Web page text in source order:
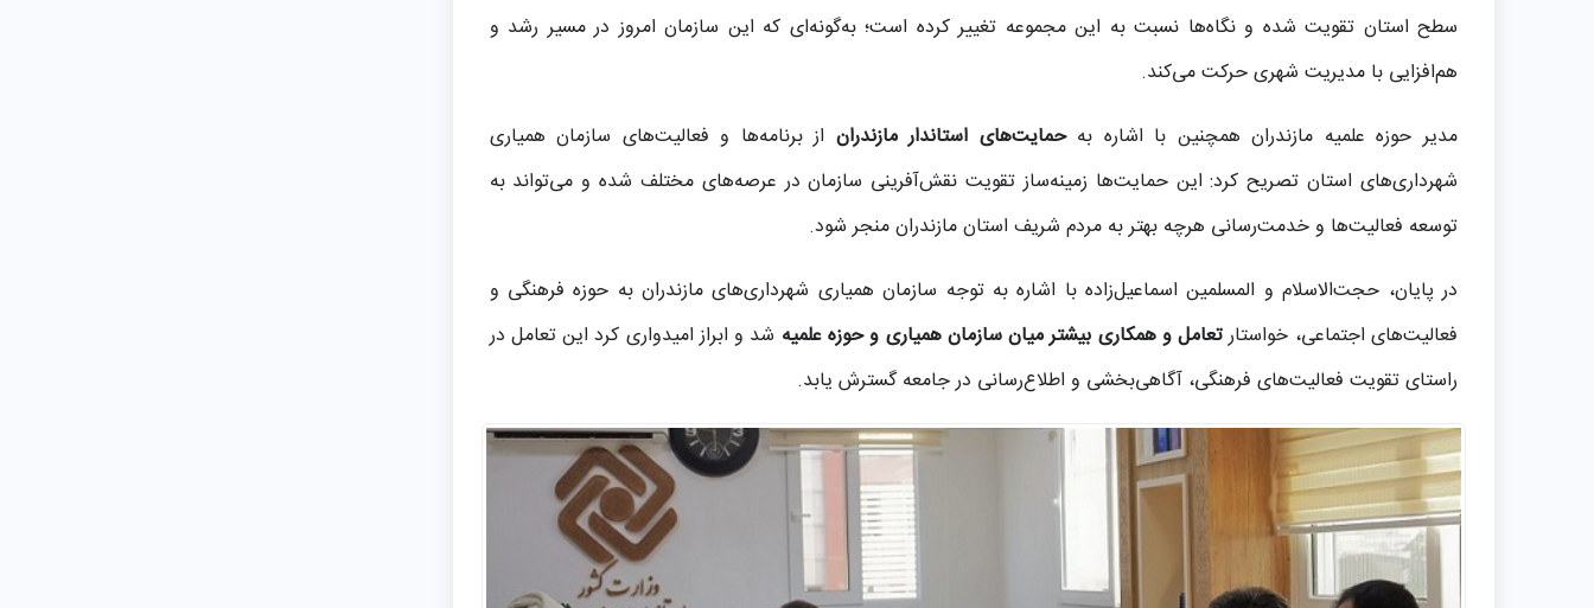
سطح استان تقویت شده و نگاه‌ها نسبت به این مجموعه تغییر کرده است؛ به‌گونه‌ای که این سازمان امروز در مسیر رشد و
هم‌افزایی با مدیریت شهری حرکت می‌کند.
مدیر حوزه علمیه مازندران همچنین با اشاره بهحمایت‌های استاندار مازندران از برنامه‌ها و فعالیت‌های سازمان همیاری
شهرداری‌های استان تصریح کرد: این حمایت‌ها زمینه‌ساز تقویت نقش‌آفرینی سازمان در عرصه‌های مختلف شده و می‌تواند به
توسعه فعالیت‌ها و خدمت‌رسانی هرچه بهتر به مردم شریف استان مازندران منجر شود.
در پایان، حجت‌الاسلام و المسلمین اسماعیل‌زاده با اشاره به توجه سازمان همیاری شهرداری‌های مازندران به حوزه فرهنگی و
فعالیت‌های اجتماعی، خواستارتعامل و همکاری بیشتر میان سازمان همیاری و حوزه علمیه شد و ابراز امیدواری کرد این تعامل در
راستای تقویت فعالیت‌های فرهنگی، آگاهی‌بخشی و اطلاع‌رسانی در جامعه گسترش یابد.